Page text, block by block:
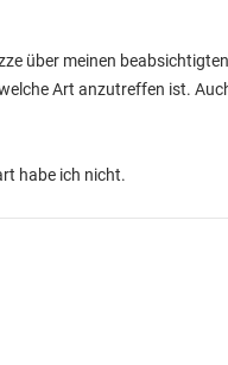
über meinen
Art anzutreffen ist.
habe ich nicht.